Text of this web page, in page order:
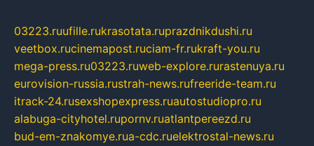
03223.ruufille.rukrasotata.ruprazdnikdushi.ru
veetbox.rucinemapost.ruciam-fr.rukraft-you.ru
mega-press.ru03223.ruweb-explore.rurastenuya.ru
eurovision-russia.rustrah-news.rufreeride-team.ru
itrack-24.rusexshopexpress.ruautostudiopro.ru
alabuga-cityhotel.rupornv.ruatlantpereezd.ru
bud-em-znakomye.rua-cdc.ruelektrostal-news.ru